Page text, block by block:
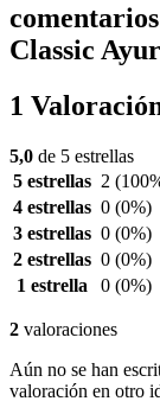
Classic
1
5,0 de 5 estrellas
5 estrellas 2
4 estrellas 0 (0%)
3 estrellas 0 (0%)
2 estrellas 0 (0%)
1 estrella
0 (0%)
2 valoraciones
Aún no se han
valoración en otro